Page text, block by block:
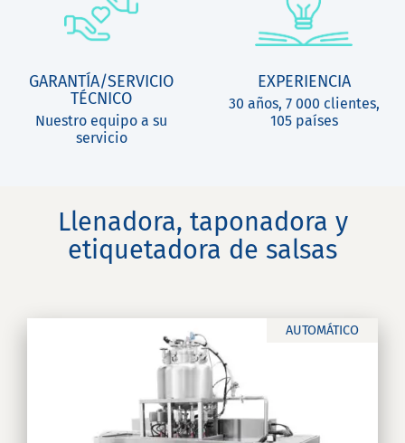
GARANTÍA/SERVICIO
TÉCNICO
Nuestro equipo a su
servicio
EXPERIENCIA
30 años, 7 000 clientes,
105 países
Llenadora, taponadora y
etiquetadora de salsas
AUTOMÁTICO